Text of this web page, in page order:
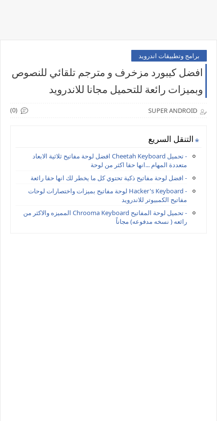
برامج وتطبيقات اندرويد
افضل كيبورد مزخرف و مترجم تلقائي للنصوص
وبميزات رائعة للتحميل مجانا للاندرويد
SUPER ANDROID
(0)
التنقل السريع
- تحميل Cheetah Keyboard افضل لوحة مفاتيح ثلاثية الابعاد
متعددة المهام ...انها حقا اكثر من لوحة
- افضل لوحة مفاتيح ذكية تحتوي كل ما يخطر لك انها حقا رائعة
- Hacker's Keyboard لوحة مفاتيح بميزات واختصارات لوحات
مفاتيح الكمبيوتر للاندرويد
- تحميل لوحة المفاتيح Chrooma Keyboard المميزه والاكثر من
رائعه ( نسخه مدفوعه) مجاناً